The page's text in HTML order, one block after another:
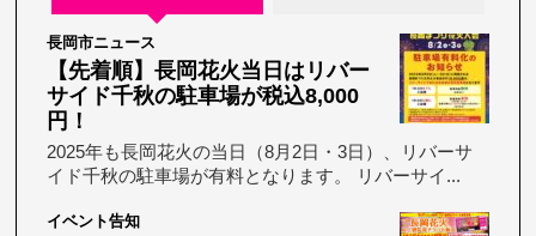
長岡市ニュース
【先着順】長岡花火当日はリバー
サイド千秋の駐車場が税込8,000
円！
2025年も長岡花火の当日（8月2日・3日）、リバーサ
イド千秋の駐車場が有料となります。 リバーサイ...
イベント告知